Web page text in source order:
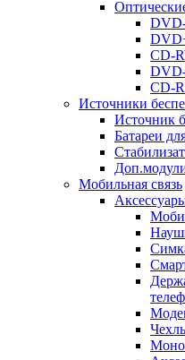
CD-
CD-R
Источники
Источник
Батареи
Мобильная связь